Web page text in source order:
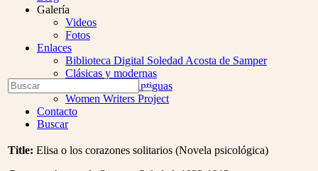
Galería
Videos
Fotos
Enlaces
Biblioteca Digital Soledad Acosta de Samper
Clásicas y modernas
Colección Las Antiguas
Women Writers Project
Contacto
Buscar
Open
Mobile
Menu
Buscar
Enviar
Title: Elisa o los corazones solitarios (Novela psicológica)